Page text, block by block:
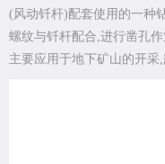
(风动钎杆)配套使用的一种
螺纹与钎杆配合,进行凿孔
主要应用于地下矿山的开